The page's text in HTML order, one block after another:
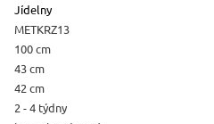
Jídelny
METKRZ13
100 cm
43 cm
42 cm
2 - 4 týdny